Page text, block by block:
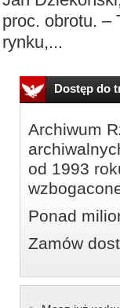
proc. obrotu. –
rynku,...
Dostęp do
Archiwum
od 1993
Ponad
Zamów